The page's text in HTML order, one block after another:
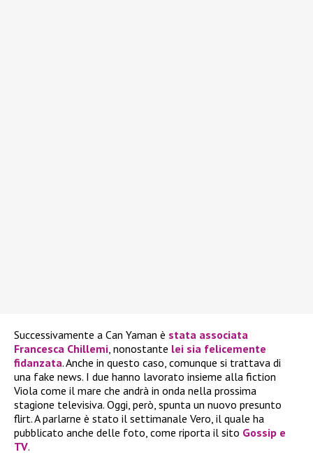
Successivamente a Can Yaman è stata associata
Francesca Chillemi , nonostante lei sia felicemente
fidanzata. Anche in questo caso, comunque si trattava di
una fake news. I due hanno lavorato insieme alla fiction
Viola come il mare che andrà in onda nella prossima
stagione televisiva. Oggi, però, spunta un nuovo presunto
flirt. A parlarne è stato il settimanale Vero, il quale ha
pubblicato anche delle foto, come riporta il sito Gossip e
TV.